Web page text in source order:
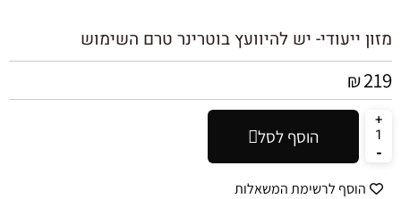
מזון ייעודי- יש להיוועץ בוטרינר טרם השימוש
₪219
הוסף לסל
הוסף לרשימת המשאלות